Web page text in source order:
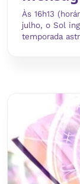
Às 16h13
julho, o Sol
temporada